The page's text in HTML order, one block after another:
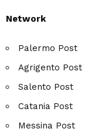
Network
Palermo Post
Agrigento Post
Salento Post
Catania Post
Messina Post